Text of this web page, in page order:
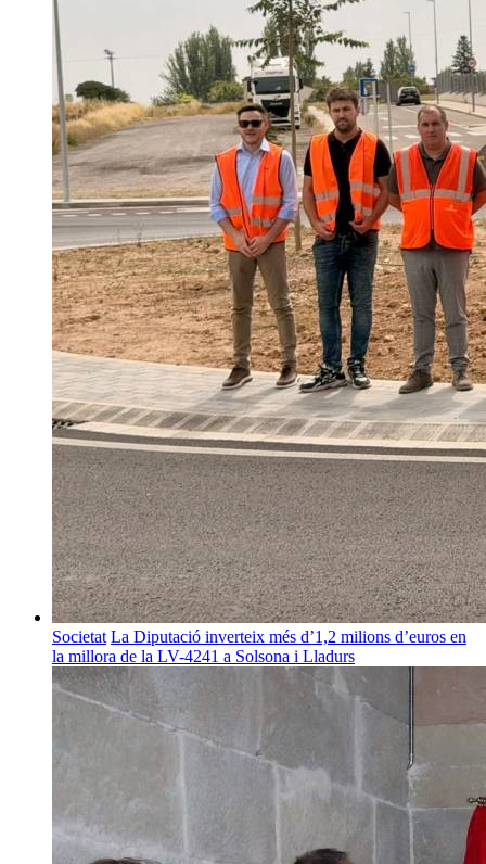
Societat La Diputació inverteix més d’1,2 milions d’euros en
la millora de la LV-4241 a Solsona i Lladurs